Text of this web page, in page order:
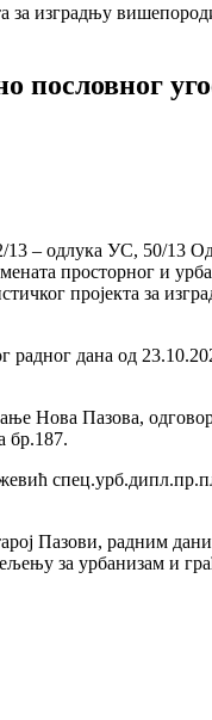
за изградњу
пословног
13 – одлука УС, 50/13
просторног и
пројекта за
дана од
Нова Пазова,
бр.187.
Пазови, радним
за урбанизам и